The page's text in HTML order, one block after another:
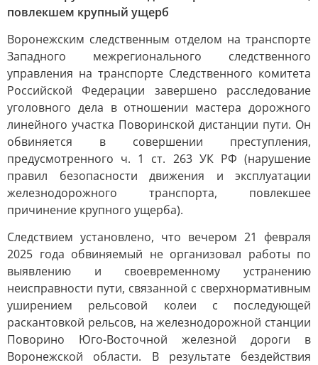
повлекшем крупный ущерб
Воронежским следственным отделом на транспорте
Западного межрегионального следственного
управления на транспорте Следственного комитета
Российской Федерации завершено расследование
уголовного дела в отношении мастера дорожного
линейного участка Поворинской дистанции пути. Он
обвиняется в совершении преступления,
предусмотренного ч. 1 ст. 263 УК РФ (нарушение
правил безопасности движения и эксплуатации
железнодорожного транспорта, повлекшее
причинение крупного ущерба).
Следствием установлено, что вечером 21 февраля
2025 года обвиняемый не организовал работы по
выявлению и своевременному устранению
неисправности пути, связанной с сверхнормативным
уширением рельсовой колеи с последующей
раскантовкой рельсов, на железнодорожной станции
Поворино Юго-Восточной железной дороги в
Воронежской области. В результате бездействия